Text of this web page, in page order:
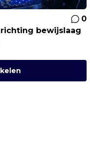
0
bewijslaag